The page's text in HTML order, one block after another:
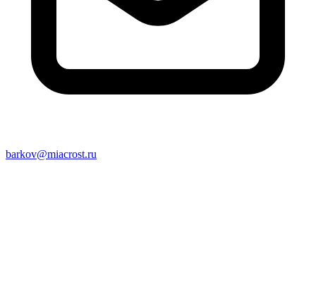
barkov@miacrost.ru